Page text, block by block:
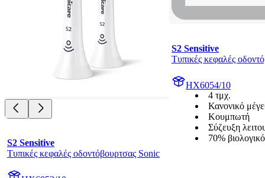
S2 Sensitive
Τυπικές κεφαλές οδοντόβουρτσας Sonic
S2 Sensitive
Τυπικές κεφαλές
HX6054/10
4 τμχ.
Κανονικό
Κουμπωτή
Σύζευξη
70%